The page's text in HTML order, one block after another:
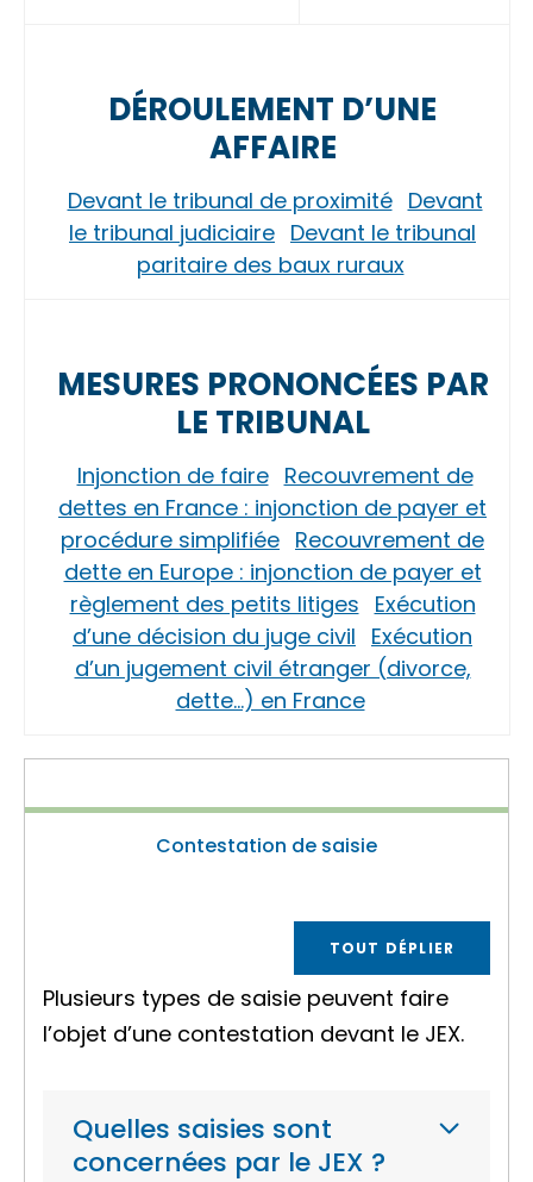
DÉROULEMENT D’UNE
AFFAIRE
Devant le tribunal de proximité Devant
le tribunal judiciaire Devant le tribunal
paritaire des baux ruraux
MESURES PRONONCÉES PAR
LE TRIBUNAL
Injonction de faire Recouvrement de
dettes en France : injonction de payer et
procédure simplifiée Recouvrement de
dette en Europe : injonction de payer et
règlement des petits litiges Exécution
d’une décision du juge civil Exécution
d’un jugement civil étranger (divorce,
dette…) en France
Contestation de saisie
TOUT DÉPLIER
Plusieurs types de saisie peuvent faire
l’objet d’une contestation devant le JEX.
Quelles saisies sont
concernées par le JEX ?